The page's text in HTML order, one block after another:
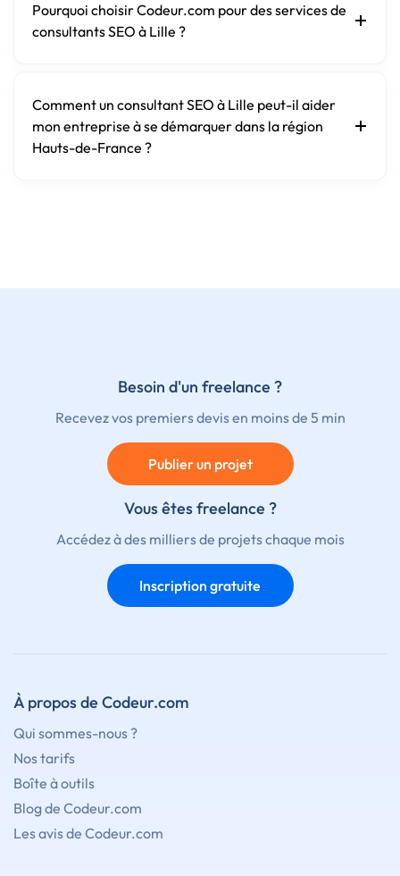
Pourquoi choisir Codeur.com pour des services de
consultants SEO à Lille ?
Comment un consultant SEO à Lille peut-il aider
mon entreprise à se démarquer dans la région
Hauts-de-France ?
Besoin d'un freelance ?
Recevez vos premiers devis en moins de 5 min
Publier un projet
Vous êtes freelance ?
Accédez à des milliers de projets chaque mois
Inscription gratuite
À propos de Codeur.com
Qui sommes-nous ?
Nos tarifs
Boîte à outils
Blog de Codeur.com
Les avis de Codeur.com